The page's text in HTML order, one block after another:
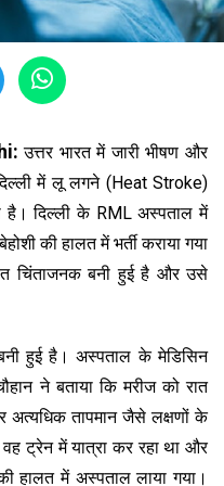
उत्तर भारत में जारी भीषण और
में लू लगने (Heat Stroke)
है। दिल्ली के RML अस्पताल में
की हालत में भर्ती कराया गया
चिंताजनक बनी हुई है और उसे
हुई है। अस्पताल के मेडिसिन
ने बताया कि मरीज को रात
अत्यधिक तापमान जैसे लक्षणों के
वह ट्रेन में यात्रा कर रहा था और
हालत में अस्पताल लाया गया।